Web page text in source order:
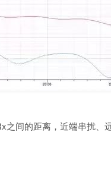
之间的距离，近端串扰、